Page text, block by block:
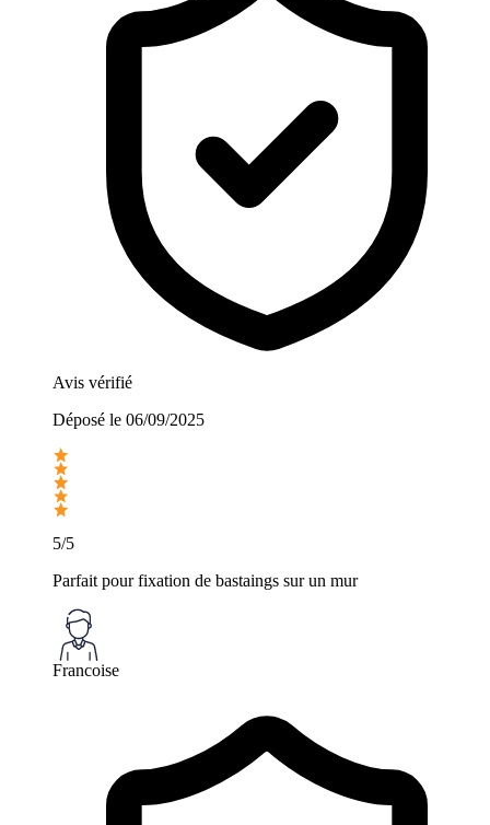
Avis vérifié
Déposé le 06/09/2025
5/5
Parfait pour fixation de bastaings sur un mur
Francoise